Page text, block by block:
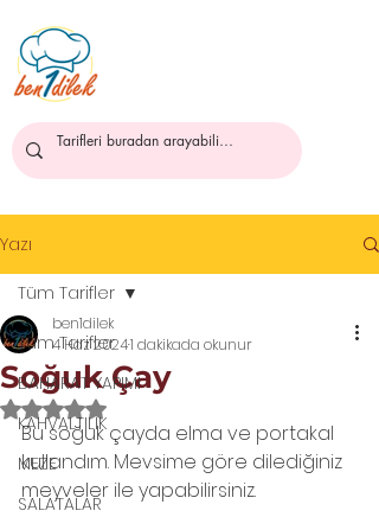
Yazı
Tüm Tarifler
BAHARAT YAPIMI
KAHVALTILIK
MEZE
SALATALAR
Tüm Tarifler
Soğuk Çay
ben1dilek
4 Haz 20241 dakikada okunur
5 üzerinden NaN yıldız
Bu soğuk çayda elma ve portakal
kullandım. Mevsime göre dilediğiniz
meyveler ile yapabilirsiniz.